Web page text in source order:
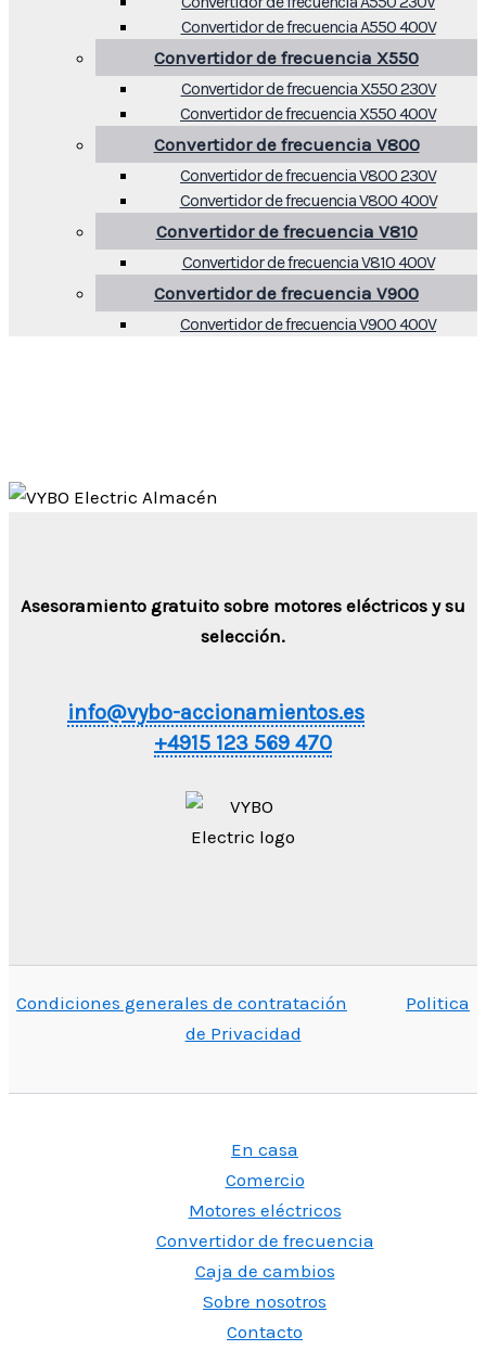
Convertidor de frecuencia A550 400V
Convertidor de frecuencia X550
Convertidor de frecuencia X550 230V
Convertidor de frecuencia X550 400V
Convertidor de frecuencia V800
Convertidor de frecuencia V800 230V
Convertidor de frecuencia V800 400V
Convertidor de frecuencia V810
Convertidor de frecuencia V810 400V
Convertidor de frecuencia V900
Convertidor de frecuencia V900 400V
Asesoramiento gratuito sobre motores eléctricos y su
selección.
info@vybo-accionamientos.es
+4915 123 569 470
Condiciones generales de contratación
Politica
de Privacidad
En casa
Comercio
Motores eléctricos
Convertidor de frecuencia
Caja de cambios
Sobre nosotros
Contacto